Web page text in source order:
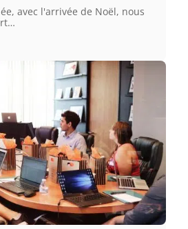
avec l'arrivée de Noël, nous
…